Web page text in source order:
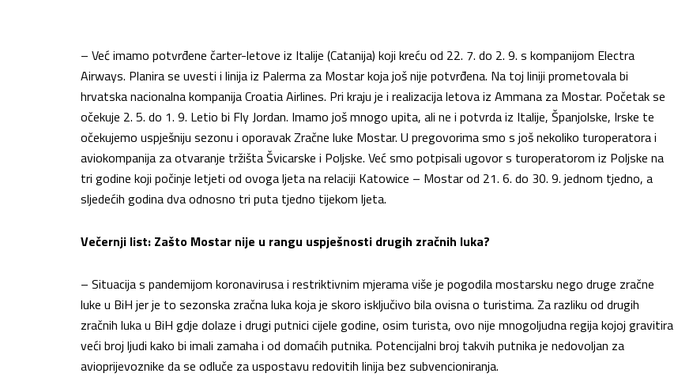
– Već imamo potvrđene čarter-letove iz Italije (Catanija) koji kreću od 22. 7. do 2. 9. s kompanijom Electra
Airways. Planira se uvesti i linija iz Palerma za Mostar koja još nije potvrđena. Na toj liniji prometovala bi
hrvatska nacionalna kompanija Croatia Airlines. Pri kraju je i realizacija letova iz Ammana za Mostar. Početak se
očekuje 2. 5. do 1. 9. Letio bi Fly Jordan. Imamo još mnogo upita, ali ne i potvrda iz Italije, Španjolske, Irske te
očekujemo uspješniju sezonu i oporavak Zračne luke Mostar. U pregovorima smo s još nekoliko turoperatora i
aviokompanija za otvaranje tržišta Švicarske i Poljske. Već smo potpisali ugovor s turoperatorom iz Poljske na
tri godine koji počinje letjeti od ovoga ljeta na relaciji Katowice – Mostar od 21. 6. do 30. 9. jednom tjedno, a
sljedećih godina dva odnosno tri puta tjedno tijekom ljeta.
Večernji list: Zašto Mostar nije u rangu uspješnosti drugih zračnih luka?
– Situacija s pandemijom koronavirusa i restriktivnim mjerama više je pogodila mostarsku nego druge zračne
luke u BiH jer je to sezonska zračna luka koja je skoro isključivo bila ovisna o turistima. Za razliku od drugih
zračnih luka u BiH gdje dolaze i drugi putnici cijele godine, osim turista, ovo nije mnogoljudna regija kojoj gravitira
veći broj ljudi kako bi imali zamaha i od domaćih putnika. Potencijalni broj takvih putnika je nedovoljan za
avioprijevoznike da se odluče za uspostavu redovitih linija bez subvencioniranja.